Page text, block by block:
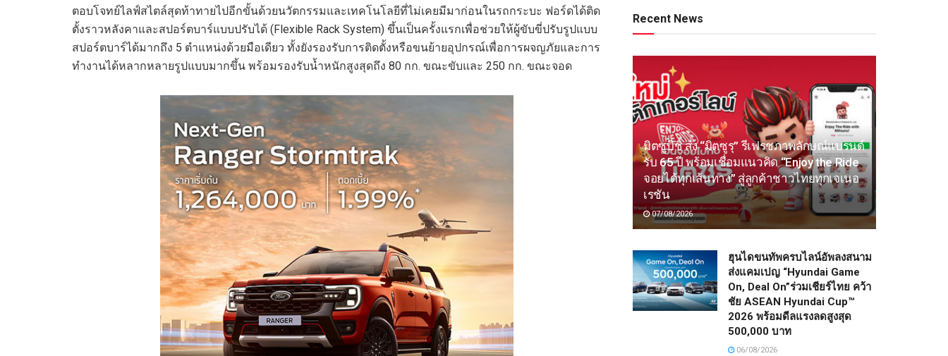
ตอบโจทย์ไลฟ์สไตล์สุดท้าทายไปอีกขั้นด้วยนวัตกรรมและเทคโนโลยีที่ไม่เคยมีมาก่อนในรถกระบะ ฟอร์ดได้ติด
ตั้งราวหลังคาและสปอร์ตบาร์แบบปรับได้ (Flexible Rack System) ขึ้นเป็นครั้งแรกเพื่อช่วยให้ผู้ขับขี่ปรับรูปแบบ
สปอร์ตบาร์ได้มากถึง 5 ตำแหน่งด้วยมือเดียว ทั้งยังรองรับการติดตั้งหรือขนย้ายอุปกรณ์เพื่อการผจญภัยและการ
ทำงานได้หลากหลายรูปแบบมากขึ้น พร้อมรองรับน้ำหนักสูงสุดถึง 80 กก. ขณะขับและ 250 กก. ขณะจอด
Recent News
มิตซูบิชิ ส่ง “มิตซูรุ” รีเฟรชภาพลักษณ์แบรนด์
รับ 65 ปี พร้อมเชื่อมแนวคิด “Enjoy the Ride
จอยได้ทุกเส้นทาง” สู่ลูกค้าชาวไทยทุกเจเนอ
เรชัน
07/08/2026
ฮุนไดขนทัพครบไลน์อัพลงสนาม
ส่งแคมเปญ “Hyundai Game
On, Deal On”ร่วมเชียร์ไทย คว้า
ชัย ASEAN Hyundai Cup™
2026 พร้อมดีลแรงลดสูงสุด
500,000 บาท
06/08/2026